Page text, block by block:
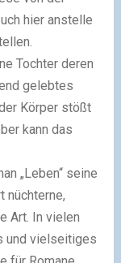
hier anstelle
Tochter deren
gelebtes
Körper stößt
kann das
„Leben“ seine
nüchterne,
Art. In vielen
und vielseitiges